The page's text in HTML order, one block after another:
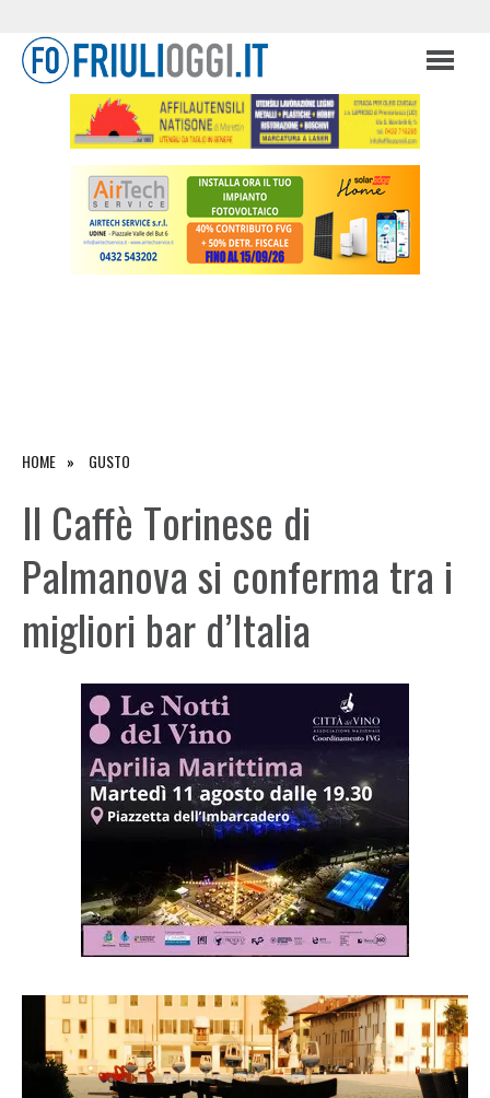
HOME GUSTO
Il Caffè Torinese di
Palmanova si conferma tra i
migliori bar d’Italia